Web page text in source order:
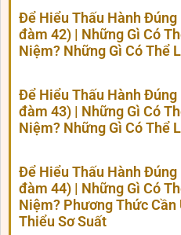
Để Hiểu Thấu Hành
đàm 42) | Những Gì Có
Niệm? Những Gì Có Thể
Để Hiểu Thấu Hành
đàm 43) | Những Gì Có
Niệm? Những Gì Có Thể
Để Hiểu Thấu Hành
đàm 44) | Những Gì Có
Niệm? Phương Thức Cần
Thiểu Sơ Suất